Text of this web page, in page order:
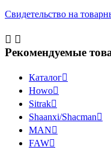
Свидетельство на
 
Рекомендуемые
Каталог
Howo
Sitrak
Shaanxi/Shacman
MAN
FAW